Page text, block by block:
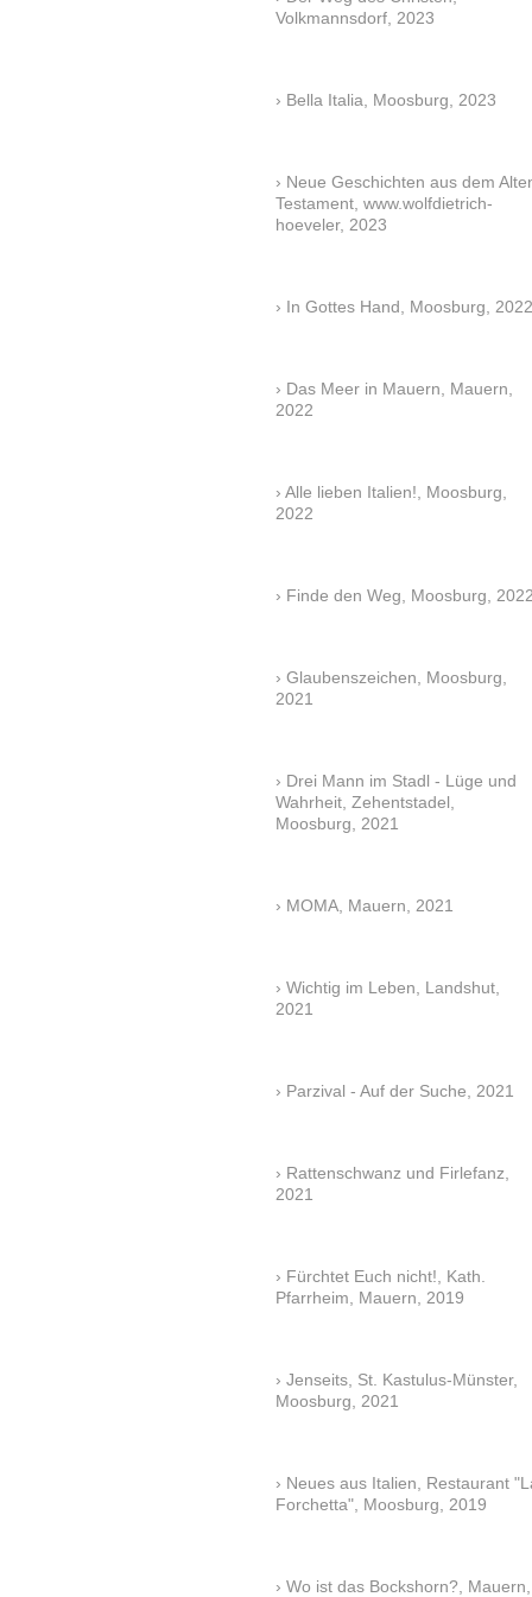
Volkmannsdorf, 2023
Bella Italia, Moosburg, 2023
Neue Geschichten aus dem
Testament, www.wolfdietrich-
hoeveler, 2023
In Gottes Hand, Moosburg, 2022
Das Meer in Mauern, Mauern,
2022
Alle lieben Italien!, Moosburg,
2022
Finde den Weg, Moosburg,
Glaubenszeichen, Moosburg,
2021
Drei Mann im Stadl - Lüge und
Wahrheit, Zehentstadel,
Moosburg, 2021
MOMA, Mauern, 2021
Wichtig im Leben, Landshut,
2021
Parzival - Auf der Suche, 2021
Rattenschwanz und Firlefanz,
2021
Fürchtet Euch nicht!, Kath.
Pfarrheim, Mauern, 2019
Jenseits, St. Kastulus-Münster,
Moosburg, 2021
Neues aus Italien, Restaurant
Forchetta", Moosburg, 2019
Wo ist das Bockshorn?, Mauern,